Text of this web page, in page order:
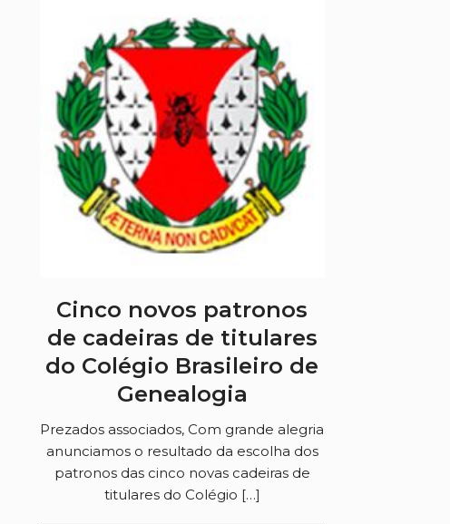
Cinco novos patronos
de cadeiras de titulares
do Colégio Brasileiro de
Genealogia
Prezados associados, Com grande alegria
anunciamos o resultado da escolha dos
patronos das cinco novas cadeiras de
titulares do Colégio […]